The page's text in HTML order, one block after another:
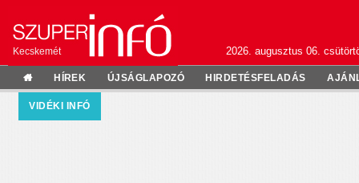
Kecskemét 2026. augusztus 06.
HÍREK ÚJSÁGLAPOZÓ HIRDETÉSFELADÁS
VIDÉKI INFÓ